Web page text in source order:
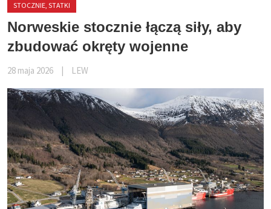
STOCZNIE, STATKI
Norweskie stocznie łączą siły, aby
zbudować okręty wojenne
28 maja 2026 LEW